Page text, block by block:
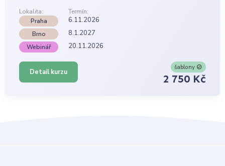
Lokalita:
Termín:
Praha
6.11.2026
Brno 8.1.2027
Webinář 20.11.2026
Detail kurzu
šablony
2 750 Kč